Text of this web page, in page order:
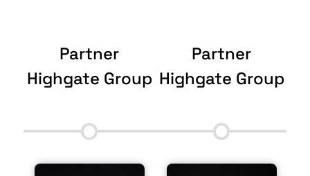
Partner
Highgate Group
Partner
Highgate Group